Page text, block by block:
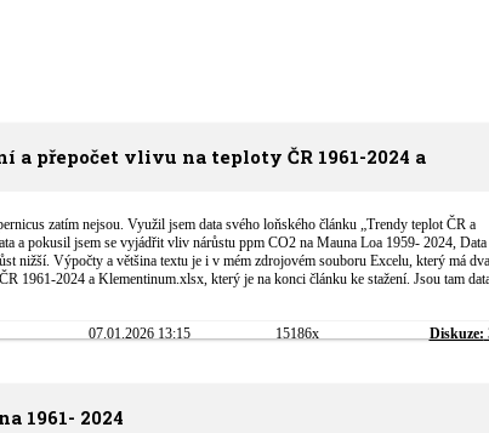
a přepočet vlivu na teploty ČR 1961-2024 a
zatím nejsou. Využil jsem data svého loňského článku „Trendy teplot ČR a
a pokusil jsem se vyjádřit vliv nárůstu ppm CO2 na Mauna Loa 1959- 2024, Data
nižší. Výpočty a většina textu je i v mém zdrojovém souboru Excelu, který má
1961-2024 a Klementinum.xlsx, který je na konci článku ke stažení. Jsou tam
07.01.2026 13:15 15186x Diskuze:
1961- 2024